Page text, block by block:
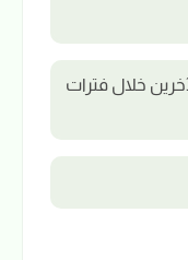
خلال فترات